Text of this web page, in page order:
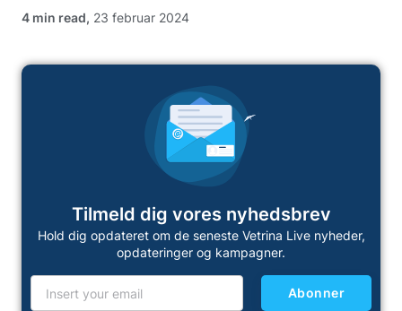
, 23 februar 2024
Tilmeld dig vores nyhedsbrev
Hold dig opdateret om de seneste Vetrina Live nyheder,
opdateringer og kampagner.
Abonner